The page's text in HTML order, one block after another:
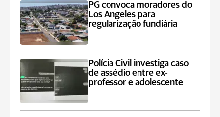
PG convoca moradores do
Los Angeles para
regularização fundiária
Polícia Civil investiga caso
de assédio entre ex-
professor e adolescente